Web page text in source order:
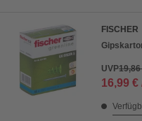
FISCHER
UVP
16,99 €